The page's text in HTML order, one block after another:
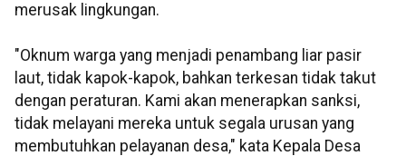
merusak lingkungan.
"Oknum warga yang menjadi penambang liar pasir
laut, tidak kapok-kapok, bahkan terkesan tidak takut
dengan peraturan. Kami akan menerapkan sanksi,
tidak melayani mereka untuk segala urusan yang
membutuhkan pelayanan desa," kata Kepala Desa